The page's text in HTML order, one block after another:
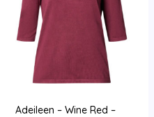
Adeileen – Wine Red –